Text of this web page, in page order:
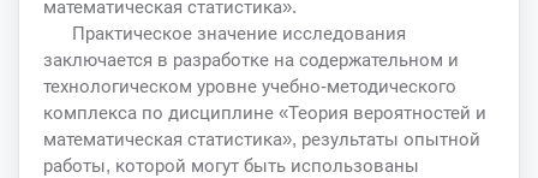
математическая статистика».
Практическое значение исследования
заключается в разработке на содержательном и
технологическом уровне учебно-методического
комплекса по дисциплине «Теория вероятностей и
математическая статистика», результаты опытной
работы, которой могут быть использованы